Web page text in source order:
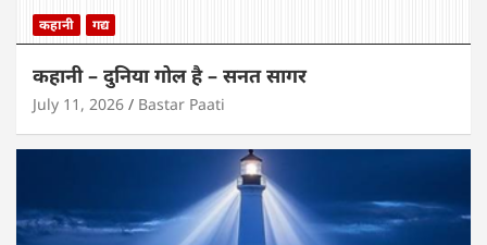
कहानी गद्य
कहानी – दुनिया गोल है – सनत सागर
July 11, 2026 Bastar Paati